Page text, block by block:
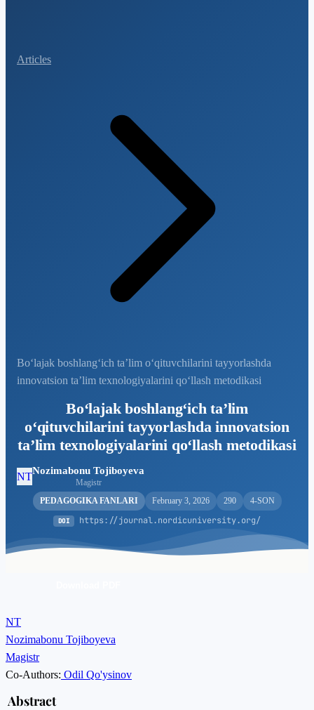
Articles
Bo‘lajak boshlang‘ich ta’lim o‘qituvchilarini tayyorlashda
innovatsion ta’lim texnologiyalarini qo‘llash metodikasi
Bo‘lajak boshlang‘ich ta’lim
o‘qituvchilarini tayyorlashda innovatsion
ta’lim texnologiyalarini qo‘llash metodikasi
NTNozimabonu Tojiboyeva
Magistr
PEDAGOGIKA FANLARI
February 3, 2026 290 4-SON
DOI https://journal.nordicuniversity.org/
NT
Nozimabonu Tojiboyeva
Magistr
Co-Authors: Odil Qo'ysinov
Abstract